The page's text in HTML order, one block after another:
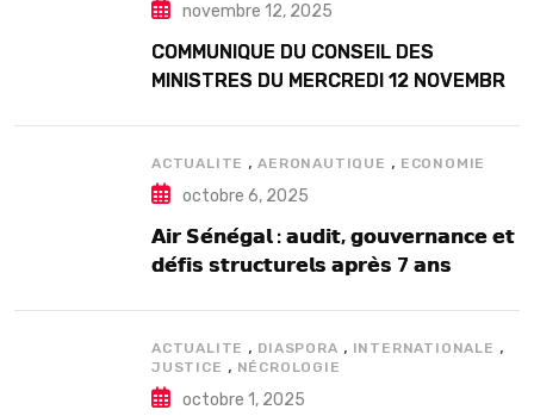
novembre 12, 2025
COMMUNIQUE DU CONSEIL DES
MINISTRES DU MERCREDI 12 NOVEMBRE
ACTUALITE ,AERONAUTIQUE , ECONOMIE
octobre 6, 2025
𝗔𝗶𝗿 𝗦𝗲́𝗻𝗲́𝗴𝗮𝗹 : 𝗮𝘂𝗱𝗶𝘁, 𝗴𝗼𝘂𝘃𝗲𝗿𝗻𝗮𝗻𝗰𝗲 𝗲𝘁
𝗱𝗲́𝗳𝗶𝘀 𝘀𝘁𝗿𝘂𝗰𝘁𝘂𝗿𝗲𝗹𝘀 𝗮𝗽𝗿𝗲̀𝘀 7 𝗮𝗻𝘀
ACTUALITE , DIASPORA , INTERNATIONALE ,
JUSTICE , NÉCROLOGIE
octobre 1, 2025